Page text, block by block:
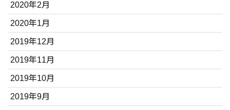
2020年2月
2020年1月
2019年12月
2019年11月
2019年10月
2019年9月